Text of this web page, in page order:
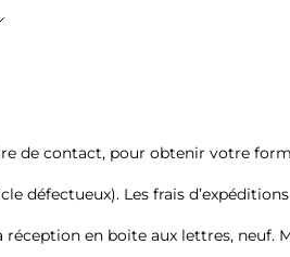
de contact, pour obtenir votre
défectueux). Les frais
en boite aux lettres, neuf.